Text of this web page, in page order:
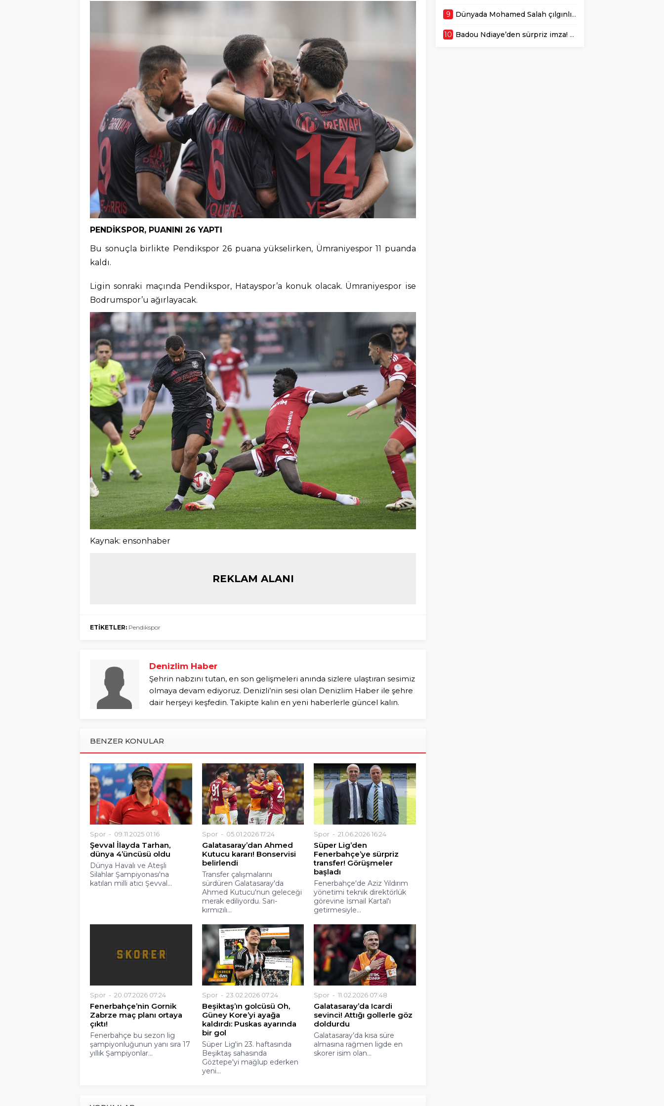
PENDİKSPOR, PUANINI 26 YAPTI
Bu sonuçla birlikte Pendikspor 26 puana yükselirken, Ümraniyespor 11 puanda
kaldı.
Ligin sonraki maçında Pendikspor, Hatayspor’a konuk olacak. Ümraniyespor ise
Bodrumspor’u ağırlayacak.
Kaynak: ensonhaber
REKLAM ALANI
ETİKETLER: Pendikspor
Denizlim Haber
Şehrin nabzını tutan, en son gelişmeleri anında sizlere ulaştıran sesimiz
olmaya devam ediyoruz. Denizli’nin sesi olan Denizlim Haber ile şehre
dair herşeyi keşfedin. Takipte kalın en yeni haberlerle güncel kalın.
BENZER KONULAR
Spor 09.11.2025 01:16
Şevval İlayda Tarhan,
dünya 4’üncüsü oldu
Dünya Havalı ve Ateşli
Silahlar Şampiyonası'na
katılan milli atıcı Şevval...
Spor 05.01.2026 17:24
Galatasaray’dan Ahmed
Kutucu kararı! Bonservisi
belirlendi
Transfer çalışmalarını
sürdüren Galatasaray'da
Ahmed Kutucu'nun geleceği
merak ediliyordu. Sarı-
kırmızılı...
Spor 21.06.2026 16:24
Süper Lig’den
Fenerbahçe’ye sürpriz
transfer! Görüşmeler
başladı
Fenerbahçe'de Aziz Yıldırım
yönetimi teknik direktörlük
görevine İsmail Kartal'ı
getirmesiyle...
Spor 20.07.2026 07:24
Fenerbahçe’nin Gornik
Zabrze maç planı ortaya
çıktı!
Fenerbahçe bu sezon lig
şampiyonluğunun yanı sıra 17
yıllık Şampiyonlar...
Spor 23.02.2026 07:24
Beşiktaş’ın golcüsü Oh,
Güney Kore’yi ayağa
kaldırdı: Puskas ayarında
bir gol
Süper Lig'in 23. haftasında
Beşiktaş sahasında
Göztepe'yi mağlup ederken
yeni...
Spor 11.02.2026 07:48
Galatasaray’da Icardi
sevinci! Attığı gollerle göz
doldurdu
Galatasaray’da kısa süre
almasına rağmen ligde en
skorer isim olan...
9 Dünyada Mohamed Salah çılgınlığı! Kombineler patladı
10 Badou Ndiaye’den sürpriz imza! Resmen açıklandı